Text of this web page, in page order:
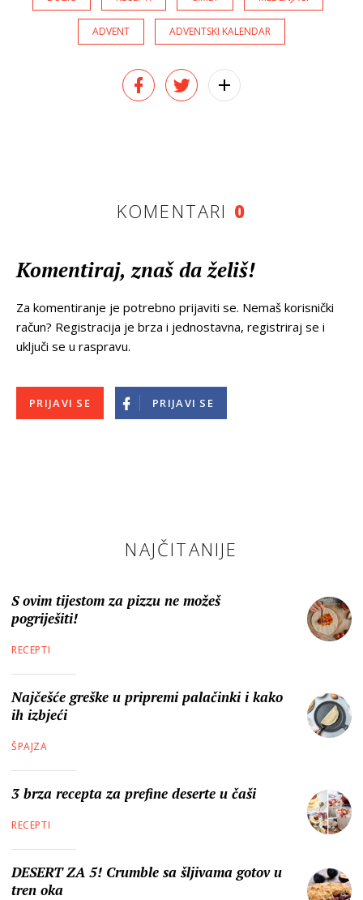
ADVENT ADVENTSKI KALENDAR
KOMENTARI 0
Komentiraj, znaš da želiš!
Za komentiranje je potrebno prijaviti se. Nemaš korisnički
račun? Registracija je brza i jednostavna, registriraj se i
uključi se u raspravu.
PRIJAVI SE PRIJAVI SE
NAJČITANIJE
S ovim tijestom za pizzu ne možeš
pogriješiti!
RECEPTI
Najčešće greške u pripremi palačinki i kako
ih izbjeći
ŠPAJZA
3 brza recepta za prefine deserte u čaši
RECEPTI
DESERT ZA 5! Crumble sa šljivama gotov u
tren oka